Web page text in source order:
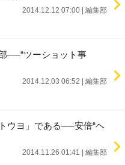
2014.12.12 07:00 編集部
──“ツーショット事
2014.12.03 06:52 編集部
ウヨ」である──安倍“ヘ
2014.11.26 01:41 編集部